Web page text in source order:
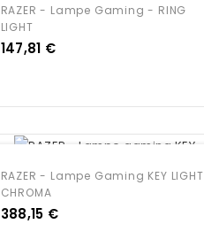
RAZER - Lampe Gaming - RING
LIGHT
Prix
147,81 €
RAZER - Lampe Gaming KEY LIGHT
CHROMA
Prix
388,15 €